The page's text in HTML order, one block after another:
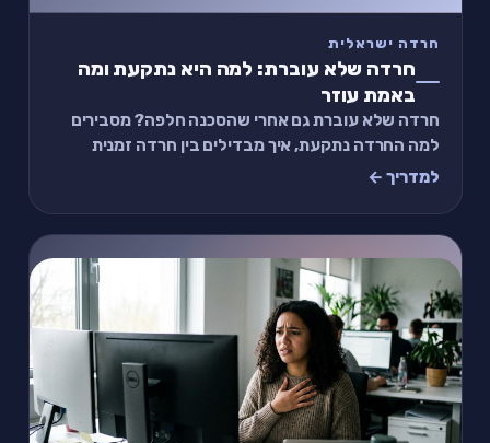
חרדה ישראלית
חרדה שלא עוברת: למה היא נתקעת ומה
באמת עוזר
חרדה שלא עוברת גם אחרי שהסכנה חלפה? מסבירים
למה החרדה נתקעת, איך מבדילים בין חרדה זמנית
לכרונית, ותרגיל של דקותיים שמתחיל להרגיע כבר עכשיו.
למדריך ←